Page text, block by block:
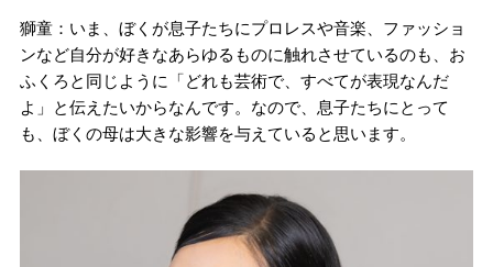
獅童：いま、ぼくが息子たちにプロレスや音楽、ファッショ
ンなど自分が好きなあらゆるものに触れさせているのも、お
ふくろと同じように「どれも芸術で、すべてが表現なんだ
よ」と伝えたいからなんです。なので、息子たちにとって
も、ぼくの母は大きな影響を与えていると思います。